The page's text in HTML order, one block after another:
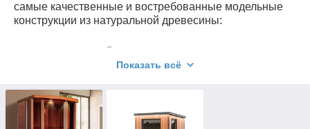
самые качественные и востребованные модельные
конструкции из натуральной древесины:
модульные бани,
готовые финские сауны,
модульные инфракрасные сауны,
и другие готовые строения различных
форм и размеров под заказ из разных пород
Показать всё